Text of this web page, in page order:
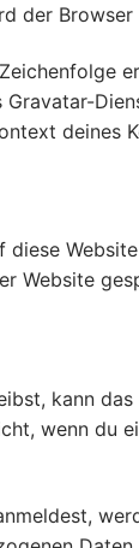
der
deines
Website
kann
wenn du